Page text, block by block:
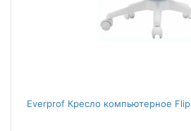
Everprof Кресло компьютерное Flip